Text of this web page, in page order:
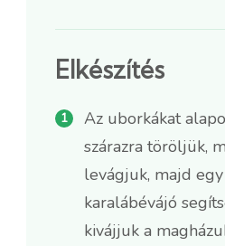
Elkészítés
Az uborkákat
szárazra töröljük,
levágjuk, majd
karalábévájó
kivájjuk a